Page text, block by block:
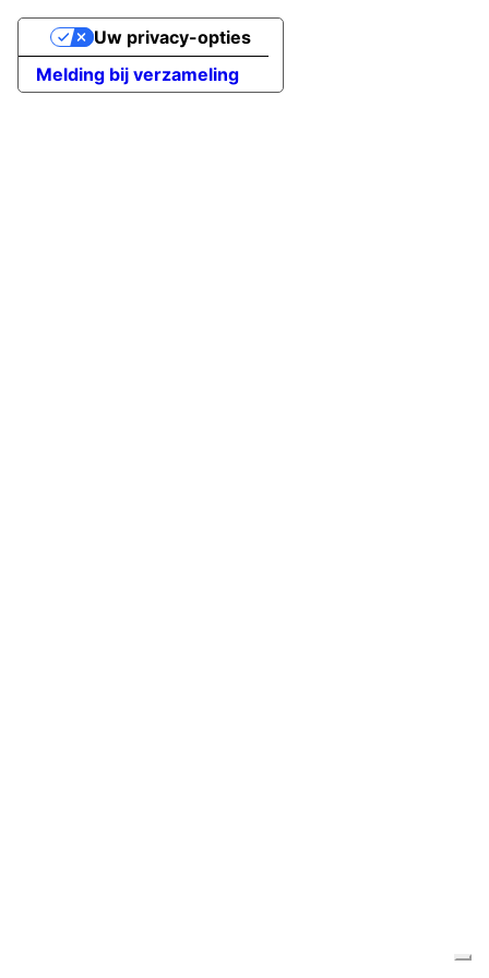
Melding bij verzameling
Uw privacy-opties